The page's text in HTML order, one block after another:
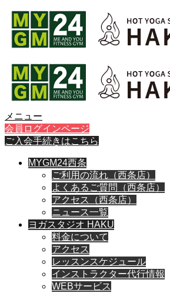
メニュー
会員ログインページ
ご入会手続きはこちら
MYGM24西条
ご利用の流れ（西条店）
よくあるご質問（西条店）
アクセス（西条店）
ニュース一覧
ヨガスタジオ HAKU
料金について
アクセス
レッスンスケジュール
インストラクター代行情報
WEBサービス